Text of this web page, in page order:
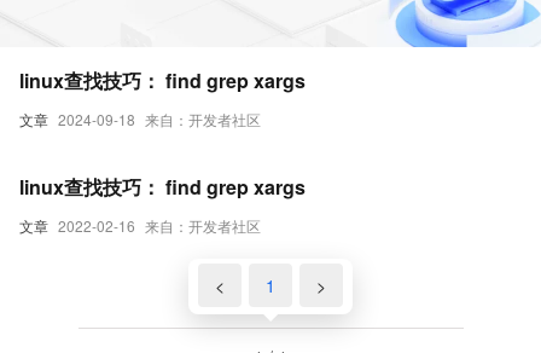
文章 2024-09-18 来自：开发者社区
linux查找技巧： find grep xargs
文章 2022-02-16 来自：开发者社区
linux查找技巧： find grep xargs
< 1 >